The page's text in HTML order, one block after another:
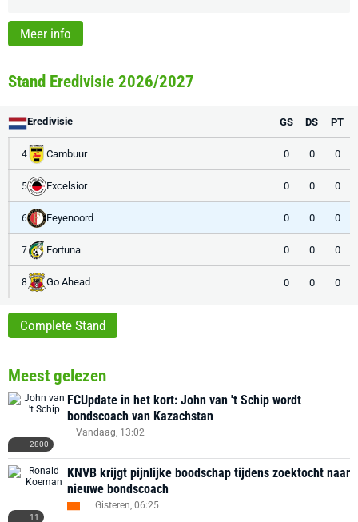
Meer info
Stand Eredivisie 2026/2027
Eredivisie GS DS PT
4 Cambuur 0 0 0
5 Excelsior 0 0 0
6 Feyenoord 0 0 0
7 Fortuna 0 0 0
8 Go Ahead 0 0 0
Complete Stand
Meest gelezen
2800
FCUpdate in het kort: John van 't Schip wordt
bondscoach van Kazachstan
Vandaag, 13:02
11
KNVB krijgt pijnlijke boodschap tijdens zoektocht naar
nieuwe bondscoach
Gisteren, 06:25